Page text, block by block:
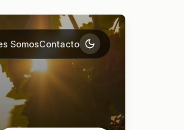
SomosContacto